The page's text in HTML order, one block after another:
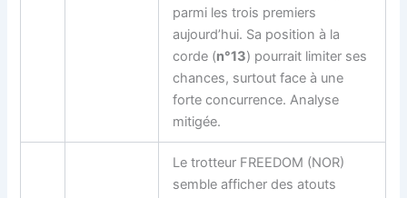
parmi les trois premiers
aujourd’hui. Sa position à la
corde (n°13) pourrait limiter ses
chances, surtout face à une
forte concurrence. Analyse
mitigée.
Le trotteur FREEDOM (NOR)
semble afficher des atouts